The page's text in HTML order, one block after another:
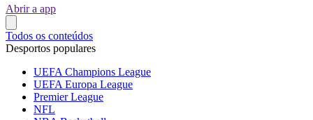
Abrir a app
Todos os conteúdos
Desportos populares
UEFA Champions League
UEFA Europa League
Premier League
NFL